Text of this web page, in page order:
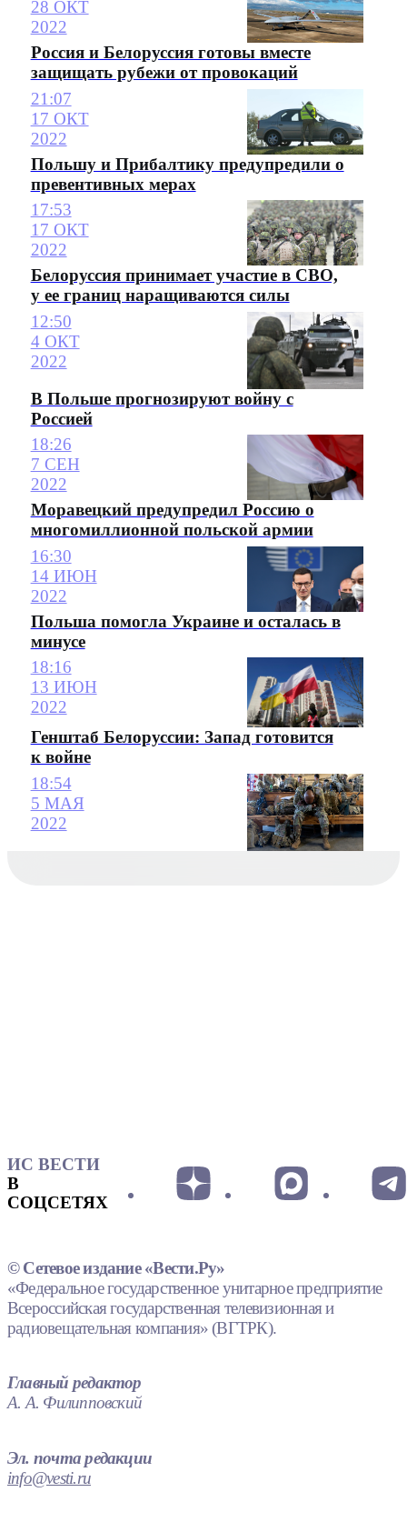
28 ОКТ
2022
Россия и Белоруссия готовы вместе
защищать рубежи от провокаций
21:07
17 ОКТ
2022
Польшу и Прибалтику предупредили о
превентивных мерах
17:53
17 ОКТ
2022
Белоруссия принимает участие в СВО,
у ее границ наращиваются силы
12:50
4 ОКТ
2022
В Польше прогнозируют войну с
Россией
18:26
7 СЕН
2022
Моравецкий предупредил Россию о
многомиллионной польской армии
16:30
14 ИЮН
2022
Польша помогла Украине и осталась в
минусе
18:16
13 ИЮН
2022
Генштаб Белоруссии: Запад готовится
к войне
18:54
5 МАЯ
2022
ИС ВЕСТИ
В
СОЦСЕТЯХ
© Сетевое издание «Вести.Ру»
«Федеральное государственное унитарное предприятие
Всероссийская государственная телевизионная и
радиовещательная компания» (ВГТРК).
Главный редактор
А. А. Филипповский
Эл. почта редакции
info@vesti.ru